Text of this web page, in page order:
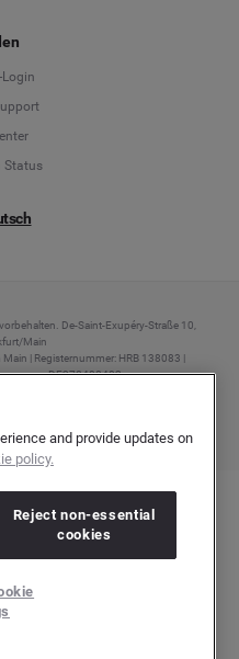
Login
Status
De-Saint-Exupéry-Straße 10,
Main
| Registernummer: HRB 138083 |
DE278408482
and provide updates on
policy.
Reject non-essential
cookies